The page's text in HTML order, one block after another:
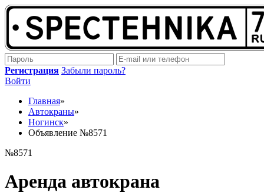
Регистрация Забыли пароль?
Войти
Главная»
Автокраны»
Ногинск»
Объявление №8571
№8571
Аренда автокрана